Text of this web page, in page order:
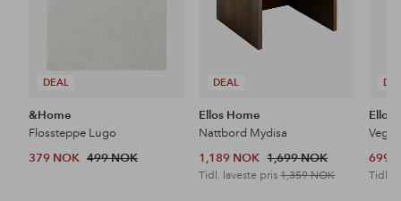
DEAL
&Home
Flossteppe Lugo
379 NOK 499 NOK
DEAL
Ellos Home
Nattbord Mydisa
1,189 NOK 1,699 NOK
Tidl. laveste pris1,359 NOK
Ellos
699
Tidl.